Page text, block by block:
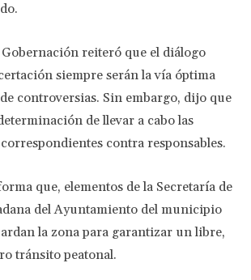
reiteró que el diálogo
siempre serán la vía óptima
controversias. Sin embargo, dijo que
de llevar a cabo las
contra responsables.
que, elementos de la Secretaría de
del Ayuntamiento del municipio
la zona para garantizar un libre,
tránsito peatonal.